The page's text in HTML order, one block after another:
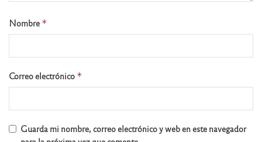
Nombre *
Correo electrónico *
Guarda mi nombre, correo electrónico y web en este navegador